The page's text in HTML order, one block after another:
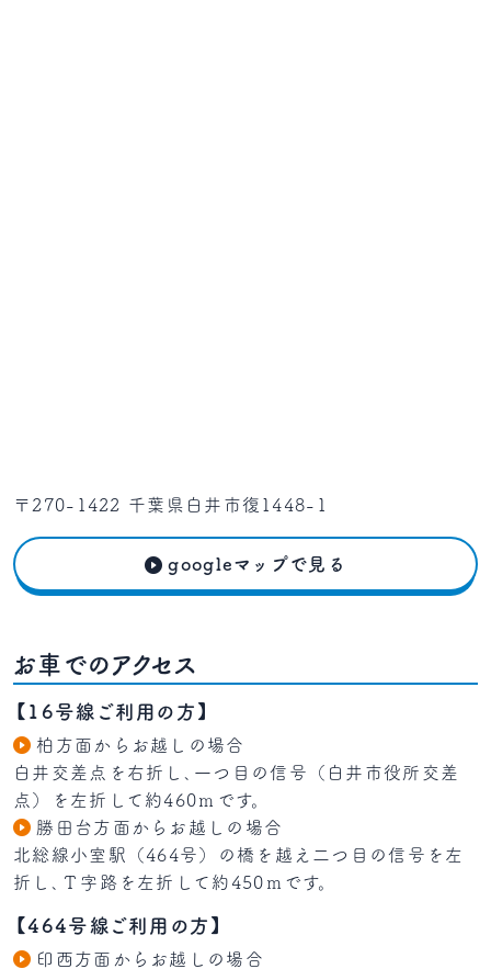
〒270-1422 千葉県白井市復1448-1
googleマップで見る
お車でのアクセス
【16号線ご利用の方】
柏方面からお越しの場合
白井交差点を右折し､一つ目の信号（白井市役所交差
点）を左折して約460ⅿです。
勝田台方面からお越しの場合
北総線小室駅（464号）の橋を越え二つ目の信号を左
折し､Ｔ字路を左折して約450ｍです。
【464号線ご利用の方】
印西方面からお越しの場合